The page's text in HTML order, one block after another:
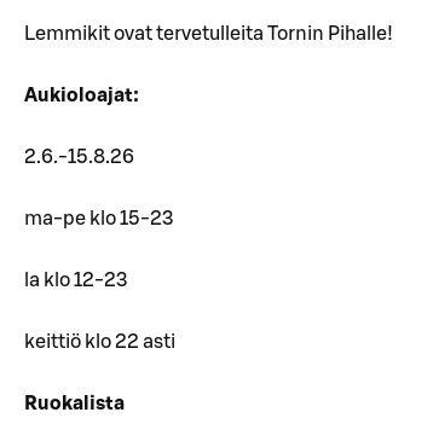
Lemmikit ovat tervetulleita Tornin Pihalle!
Aukioloajat:
2.6.-15.8.26
ma-pe klo 15-23
la klo 12-23
keittiö klo 22 asti
Ruokalista